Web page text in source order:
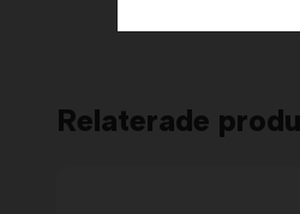
Relaterade